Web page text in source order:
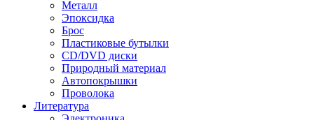
Металл
Эпоксидка
Брос
Пластиковые бутылки
CD/DVD диски
Природный материал
Автопокрышки
Проволока
Литература